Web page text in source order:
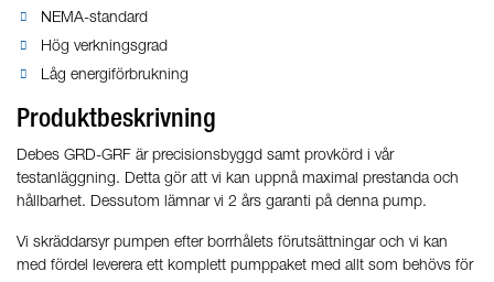
NEMA-standard
Hög verkningsgrad
Låg energiförbrukning
Produktbeskrivning
Debes GRD-GRF är precisionsbyggd samt provkörd i vår
testanläggning. Detta gör att vi kan uppnå maximal prestanda och
hållbarhet. Dessutom lämnar vi 2 års garanti på denna pump.
Vi skräddarsyr pumpen efter borrhålets förutsättningar och vi kan
med fördel leverera ett komplett pumppaket med allt som behövs för